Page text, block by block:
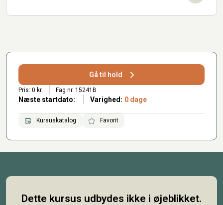
Gå til hold
Pris: 0 kr. Fag nr. 15241B
Næste startdato: Varighed: 0 dage
Kursuskatalog Favorit
Dette kursus udbydes ikke i øjeblikket.